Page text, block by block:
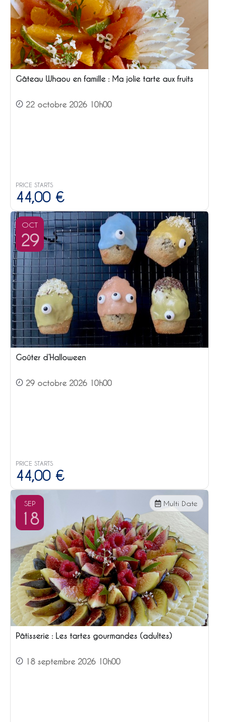
Gâteau Whaou en famille : Ma jolie tarte aux fruits
22 octobre 2026 10h00
PRICE STARTS
44,00 €
OCT
29
Goûter d’Halloween
29 octobre 2026 10h00
PRICE STARTS
44,00 €
SEP
18
Multi Date
Pâtisserie : Les tartes gourmandes (adultes)
18 septembre 2026 10h00